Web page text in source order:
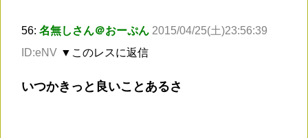
56: 名無しさん＠おーぷん 2015/04/25(土)23:56:39
ID:eNV ▼このレスに返信
いつかきっと良いことあるさ